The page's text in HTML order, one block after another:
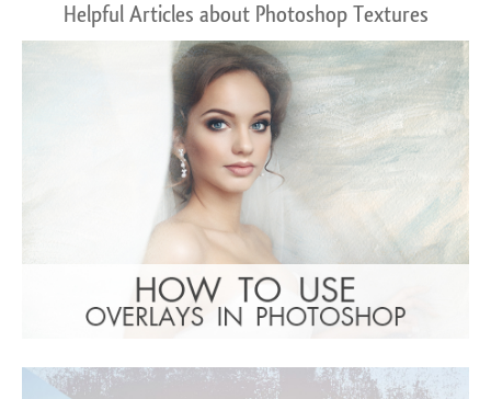
Helpful Articles about Photoshop Textures